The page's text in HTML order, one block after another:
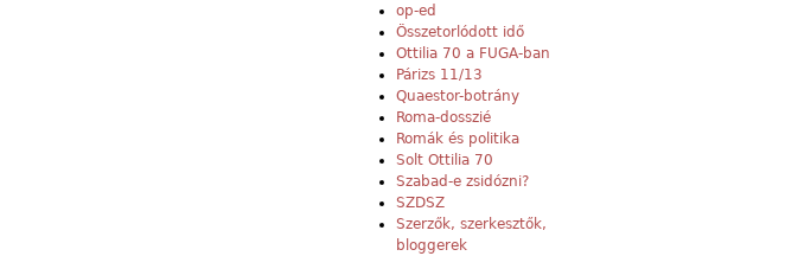
op-ed
Összetorlódott idő
Ottilia 70 a FUGA-ban
Párizs 11/13
Quaestor-botrány
Roma-dosszié
Romák és politika
Solt Ottilia 70
Szabad-e zsidózni?
SZDSZ
Szerzők, szerkesztők,
bloggerek